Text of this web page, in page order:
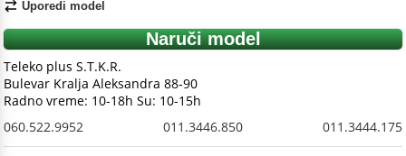
Uporedi model
Naruči model
Teleko plus S.T.K.R.
Bulevar Kralja Aleksandra 88-90
Radno vreme: 10-18h Su: 10-15h
060.522.9952
011.3446.850 011.3444.175